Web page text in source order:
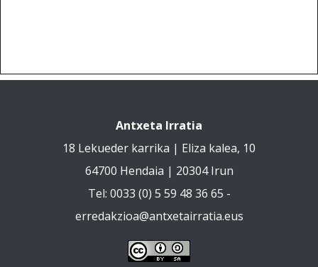
Antxeta Irratia
18 Lekueder karrika | Eliza kalea, 10
64700 Hendaia | 20304 Irun
Tel: 0033 (0) 5 59 48 36 65 -
erredakzioa@antxetairratia.eus